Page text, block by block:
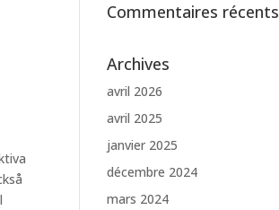
Commentaires récents
Archives
avril 2026
avril 2025
janvier 2025
décembre 2024
mars 2024